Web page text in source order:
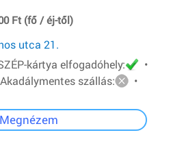
Ft (fő / éj-től)
utca 21.
kártya elfogadóhely:
•
szállás:
•
Megnézem